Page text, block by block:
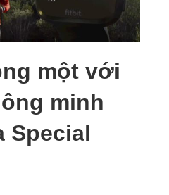
một với
minh
Special